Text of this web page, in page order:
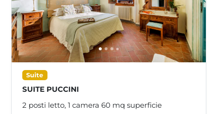
<< >>
Suite
SUITE PUCCINI
2 posti letto, 1 camera 60 mq superficie